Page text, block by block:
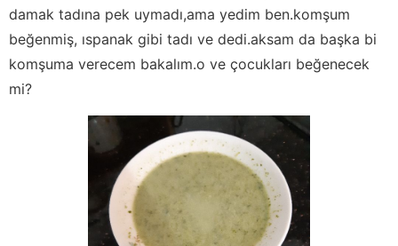
damak tadına pek uymadı,ama yedim ben.komşum
beğenmiş, ıspanak gibi tadı ve dedi.aksam da başka bi
komşuma verecem bakalım.o ve çocukları beğenecek
mi?